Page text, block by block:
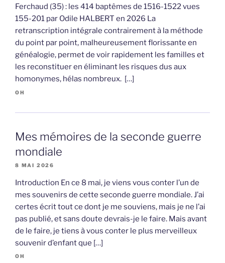
Ferchaud (35) : les 414 baptêmes de 1516-1522 vues
155-201 par Odile HALBERT en 2026 La
retranscription intégrale contrairement à la méthode
du point par point, malheureusement florissante en
généalogie, permet de voir rapidement les familles et
les reconstituer en éliminant les risques dus aux
homonymes, hélas nombreux. […]
OH
Mes mémoires de la seconde guerre
mondiale
8 MAI 2026
Introduction En ce 8 mai, je viens vous conter l’un de
mes souvenirs de cette seconde guerre mondiale. J’ai
certes écrit tout ce dont je me souviens, mais je ne l’ai
pas publié, et sans doute devrais-je le faire. Mais avant
de le faire, je tiens à vous conter le plus merveilleux
souvenir d’enfant que […]
OH